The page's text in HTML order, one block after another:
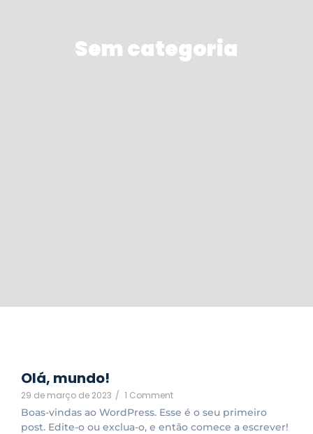
Sem categoria
Olá, mundo!
29 de março de 2023 / 1 Comment
Boas-vindas ao WordPress. Esse é o seu primeiro
post. Edite-o ou exclua-o, e então comece a escrever!